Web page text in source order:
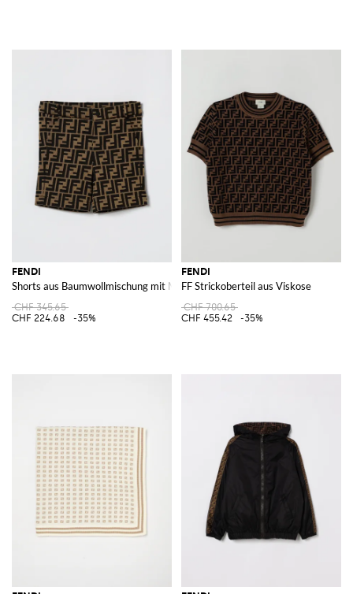
FENDI
Shorts aus Baumwollmischung mit Monogramm-Print
CHF 345.65
CHF 224.68
-35%
FENDI
FF Strickoberteil aus Viskose
CHF 700.65
CHF 455.42
-35%